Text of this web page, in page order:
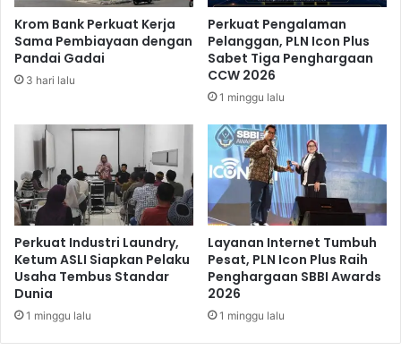
t
m
a
a
i
n
R
a
d
e
n
I
n
i
h
a
s
i
n
a
t
a
n
g
Krom Bank Perkuat Kerja
Sama Pembiayaan dengan
Pandai Gadai
3 hari lalu
Perkuat Pengalaman
Pelanggan, PLN Icon Plus
Sabet Tiga Penghargaan
CCW 2026
1 minggu lalu
Perkuat Industri Laundry,
Ketum ASLI Siapkan Pelaku
Usaha Tembus Standar
Dunia
1 minggu lalu
Layanan Internet Tumbuh
Pesat, PLN Icon Plus Raih
Penghargaan SBBI Awards
2026
1 minggu lalu